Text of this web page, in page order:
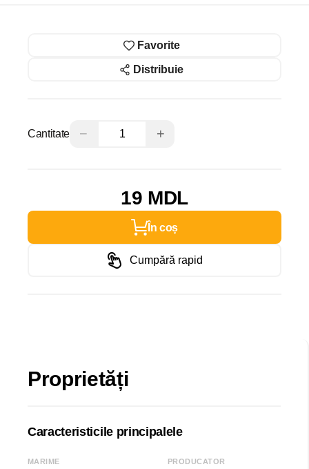
Favorite
Distribuie
Cantitate − +
19 MDL
În coș
Cumpără rapid
Proprietăți
Caracteristicile principalele
MARIME PRODUCATOR